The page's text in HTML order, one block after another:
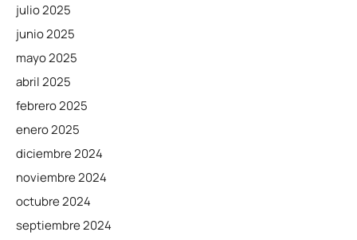
julio 2025
junio 2025
mayo 2025
abril 2025
febrero 2025
enero 2025
diciembre 2024
noviembre 2024
octubre 2024
septiembre 2024